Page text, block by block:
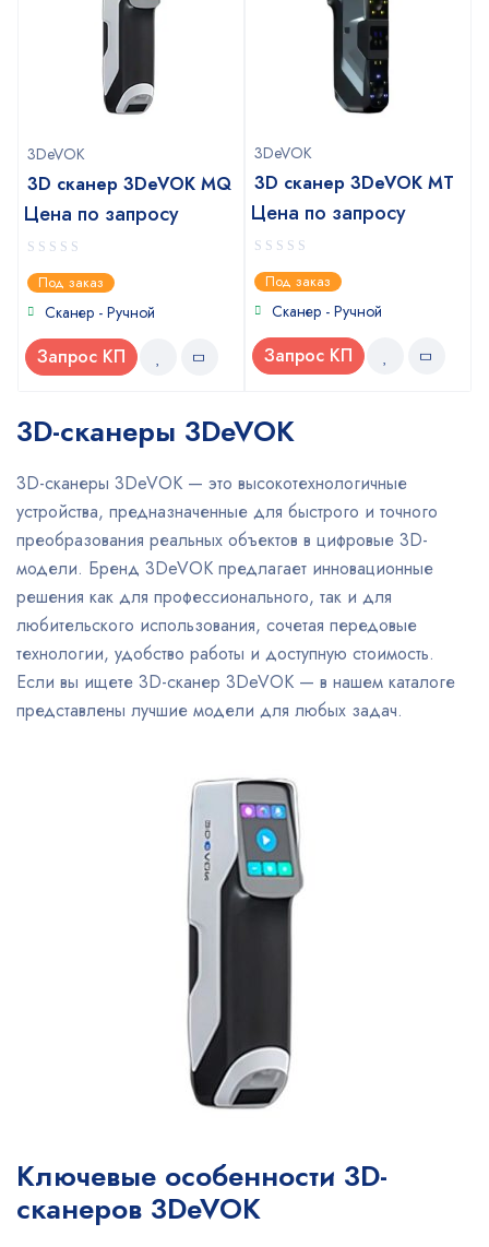
3DeVOK
3D сканер 3DeVOK MQ
Цена по запросу
0
out
of
Под заказ
Сканер - Ручной
Запрос КП
3DeVOK
3D сканер 3DeVOK MT
Цена по запросу
0
out
of
Под заказ
Сканер - Ручной
Запрос КП
3D-сканеры 3DeVOK
3D-сканеры 3DeVOK — это высокотехнологичные
устройства, предназначенные для быстрого и точного
преобразования реальных объектов в цифровые 3D-
модели. Бренд 3DeVOK предлагает инновационные
решения как для профессионального, так и для
любительского использования, сочетая передовые
технологии, удобство работы и доступную стоимость.
Если вы ищете 3D-сканер 3DeVOK — в нашем каталоге
представлены лучшие модели для любых задач.
Ключевые особенности 3D-
сканеров 3DeVOK